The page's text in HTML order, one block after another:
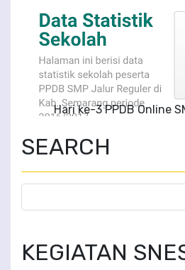
Hari ke-3 PPDB Online
SEARCH
KEGIATAN